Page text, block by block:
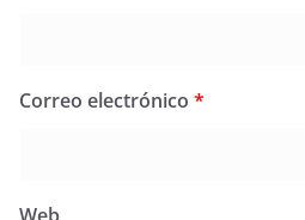
Correo electrónico *
Web